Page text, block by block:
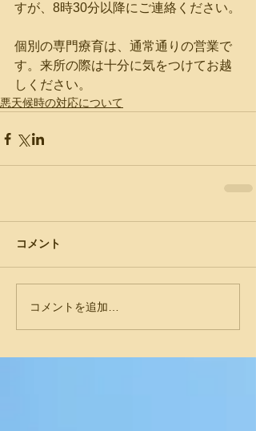
すが、8時30分以降にご連絡ください。
個別の専門療育は、通常通りの営業で
す。来所の際は十分に気をつけてお越
しください。
悪天候時の対応について
コメント
コメントを追加…